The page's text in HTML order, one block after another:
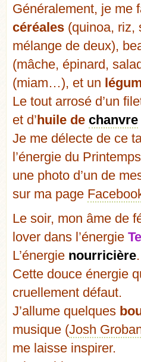
Généralement, je me
céréales (quinoa, riz,
mélange de deux),
(mâche, épinard,
(miam…), et un
Le tout arrosé d’un
et d’huile de chanvre
Je me délecte de ce
l’énergie du
une photo d’un de
sur ma page
Le soir, mon âme de
lover dans l’énergie
L’énergie nourricière.
Cette douce énergie
cruellement défaut.
J’allume quelques
musique (Josh
me laisse inspirer.